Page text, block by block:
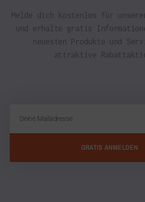
Melde dich kostenlos für
und erhalte gratis
neuesten Produkte und
attraktive
GRATIS ANMELDEN